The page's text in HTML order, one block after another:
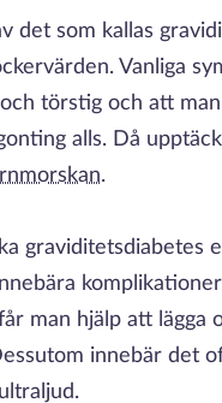
det som kallas
Vanliga
törstig och att
alls. Då
.
graviditetsdiabetes
man hjälp att lägga
innebär det